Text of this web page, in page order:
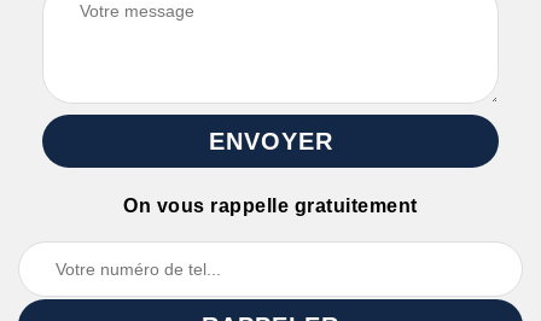
On vous rappelle gratuitement